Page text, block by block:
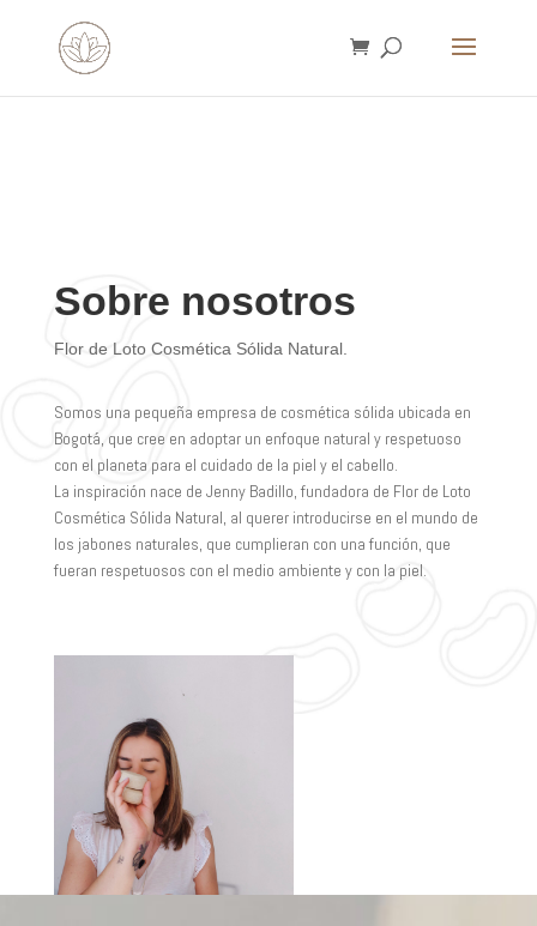
Sobre nosotros
Flor de Loto Cosmética Sólida Natural.
Somos una pequeña empresa de cosmética sólida ubicada en
Bogotá, que cree en adoptar un enfoque natural y respetuoso
con el planeta para el cuidado de la piel y el cabello.
La inspiración nace de Jenny Badillo, fundadora de Flor de Loto
Cosmética Sólida Natural, al querer introducirse en el mundo de
los jabones naturales, que cumplieran con una función, que
fueran respetuosos con el medio ambiente y con la piel.